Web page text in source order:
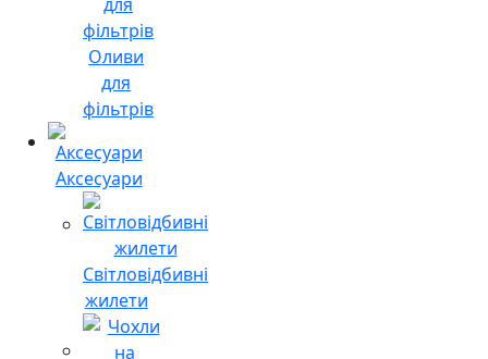
Оливи
для
фільтрів
Аксесуари
Світловідбивні
жилети